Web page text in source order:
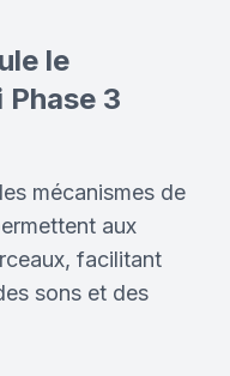
le
3
mécanismes de
aux
facilitant
sons et des